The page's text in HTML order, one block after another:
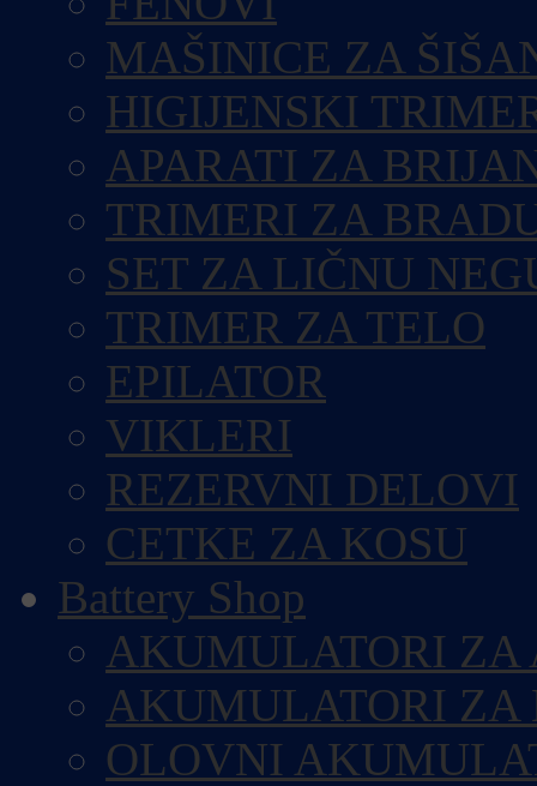
MAŠINICE ZA
HIGIJENSKI
APARATI ZA
TRIMERI ZA
SET ZA LIČNU
TRIMER ZA TELO
EPILATOR
VIKLERI
REZERVNI DELOVI
CETKE ZA KOSU
Battery Shop
AKUMULATORI ZA
AKUMULATORI ZA
OLOVNI